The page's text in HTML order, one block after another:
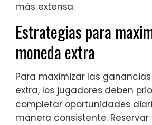
más extensa.
Estrategias para
moneda extra
Para maximizar las
extra, los jugadores deben
completar oportunidades
manera consistente.